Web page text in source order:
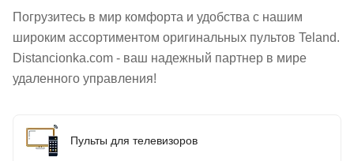
Погрузитесь в мир комфорта и удобства с нашим
широким ассортиментом оригинальных пультов Teland.
Distancionka.com - ваш надежный партнер в мире
удаленного управления!
Пульты для телевизоров